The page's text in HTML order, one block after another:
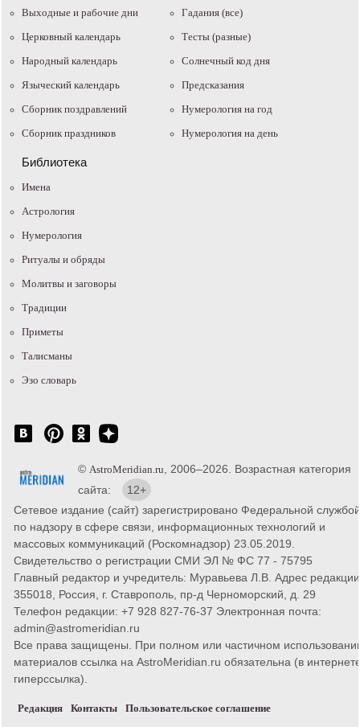
Выходные и рабочие дни
Церковный календарь
Народный календарь
Языческий календарь
Сборник поздравлений
Сборник праздников
Гадания (все)
Тесты (разные)
Солнечный код дня
Предсказания
Нумерология на год
Нумерология на день
Библиотека
Имена
Астрология
Нумерология
Ритуалы и обряды
Молитвы и заговоры
Традиции
Приметы
Талисманы
Эзо словарь
© AstroMeridian.ru , 2006–2026. Возрастная категория
сайта:
12+
Сетевое издание (сайт) зарегистрировано Федеральной службой
по надзору в сфере связи, информационных технологий и
массовых коммуникаций (Роскомнадзор) 23.05.2019.
Свидетельство о регистрации СМИ ЭЛ № ФС 77 - 75795
Главный редактор и учредитель: Муравьева Л.В. Адрес
355018, Россия, г. Ставрополь, пр-д Черноморский, д. 29
Телефон редакции: +7 928 827-76-37 Электронная почта:
admin@astromeridian.ru
Все права защищены. При полном или частичном
материалов ссылка на AstroMeridian.ru обязательна (в
гиперссылка).
Редакция Контакты Пользовательское соглашение